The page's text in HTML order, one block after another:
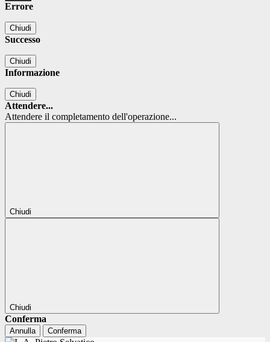
Errore
Chiudi
Successo
Chiudi
Informazione
Chiudi
Attendere...
Attendere il completamento dell'operazione...
Chiudi
Chiudi
Conferma
Annulla Conferma